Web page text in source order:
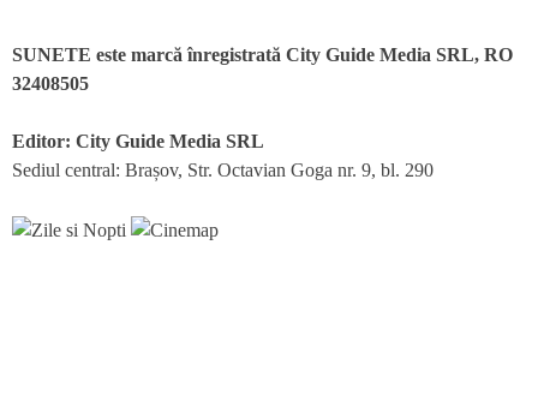
SUNETE este marcă înregistrată City Guide Media SRL, RO
32408505
Editor: City Guide Media SRL
Sediul central: Brașov, Str. Octavian Goga nr. 9, bl. 290